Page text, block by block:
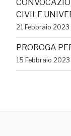
CIVILE
21 Febbraio 2023
PROROGA
15 Febbraio 2023